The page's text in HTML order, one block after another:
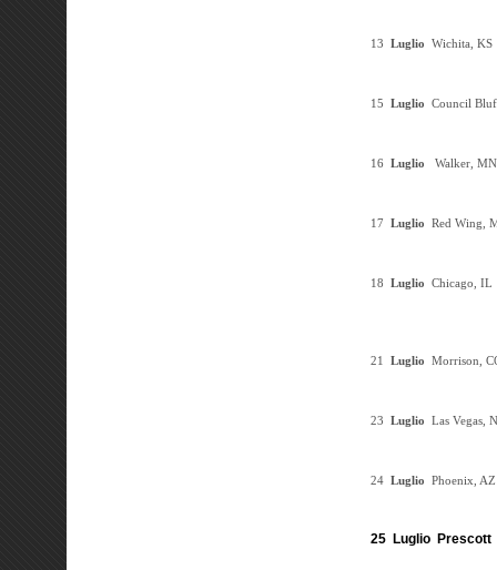
13 Luglio Wichita, KS
15 Luglio Council
16 Luglio Walker, MN
17 Luglio Red Wing,
18 Luglio Chicago, IL
21 Luglio Morrison,
23 Luglio Las Vegas,
24 Luglio Phoenix, AZ
25 Luglio Prescott